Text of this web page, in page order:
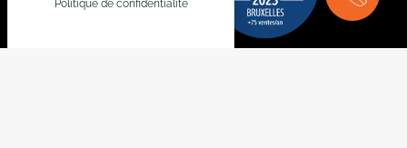
Politique de confidentialité